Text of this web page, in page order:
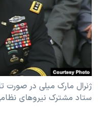
فرهنگ و زندگی
حقوق شهروندی
اقتصادی
علم و فناوری
اسرائیل در جنگ
گالری عکس
مستندها
انتخابات ریاست جمهوری
حمله جمهوری اسلامی به
رمز مهسا
ورزش زنان در ایران
اعتراضات زن، زندگی،
دنبال کنید
زبانهای مختلف
ژنرال مارک میلی در صورت
ستاد مشترک نیروهای